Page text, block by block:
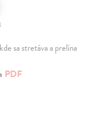
sa stretáva a prelína
PDF